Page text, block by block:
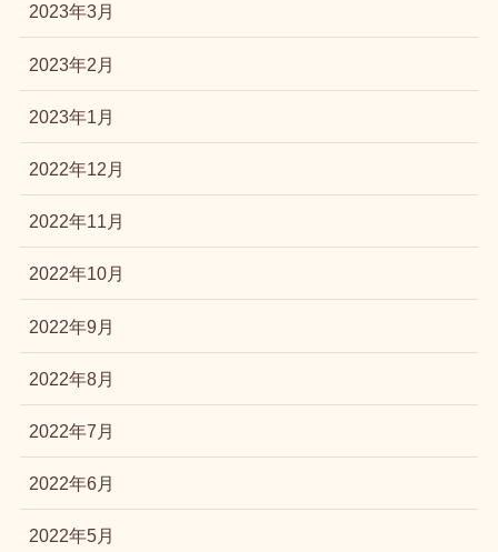
2023年3月
2023年2月
2023年1月
2022年12月
2022年11月
2022年10月
2022年9月
2022年8月
2022年7月
2022年6月
2022年5月